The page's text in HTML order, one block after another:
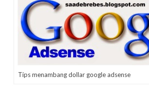
Tips menambang dollar google adsense